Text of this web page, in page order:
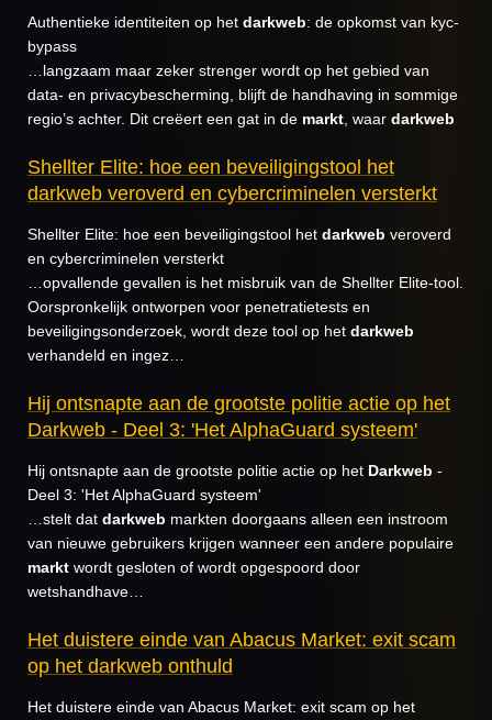
Authentieke identiteiten op het darkweb: de opkomst van kyc-
bypass
…langzaam maar zeker strenger wordt op het gebied van
data- en privacybescherming, blijft de handhaving in sommige
regio’s achter. Dit creëert een gat in de markt , waar darkweb
Shellter Elite: hoe een beveiligingstool het
darkweb veroverd en cybercriminelen versterkt
Shellter Elite: hoe een beveiligingstool het darkweb veroverd
en cybercriminelen versterkt
…opvallende gevallen is het misbruik van de Shellter Elite-tool.
Oorspronkelijk ontworpen voor penetratietests en
beveiligingsonderzoek, wordt deze tool op het darkweb
verhandeld en ingez…
Hij ontsnapte aan de grootste politie actie op het
Darkweb - Deel 3: 'Het AlphaGuard systeem'
Hij ontsnapte aan de grootste politie actie op het Darkweb -
Deel 3: 'Het AlphaGuard systeem'
…stelt dat darkweb markten doorgaans alleen een instroom
van nieuwe gebruikers krijgen wanneer een andere populaire
markt wordt gesloten of wordt opgespoord door
wetshandhave…
Het duistere einde van Abacus Market: exit scam
op het darkweb onthuld
Het duistere einde van Abacus Market: exit scam op het